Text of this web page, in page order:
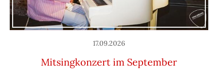
17.09.2026
Mitsingkonzert im September